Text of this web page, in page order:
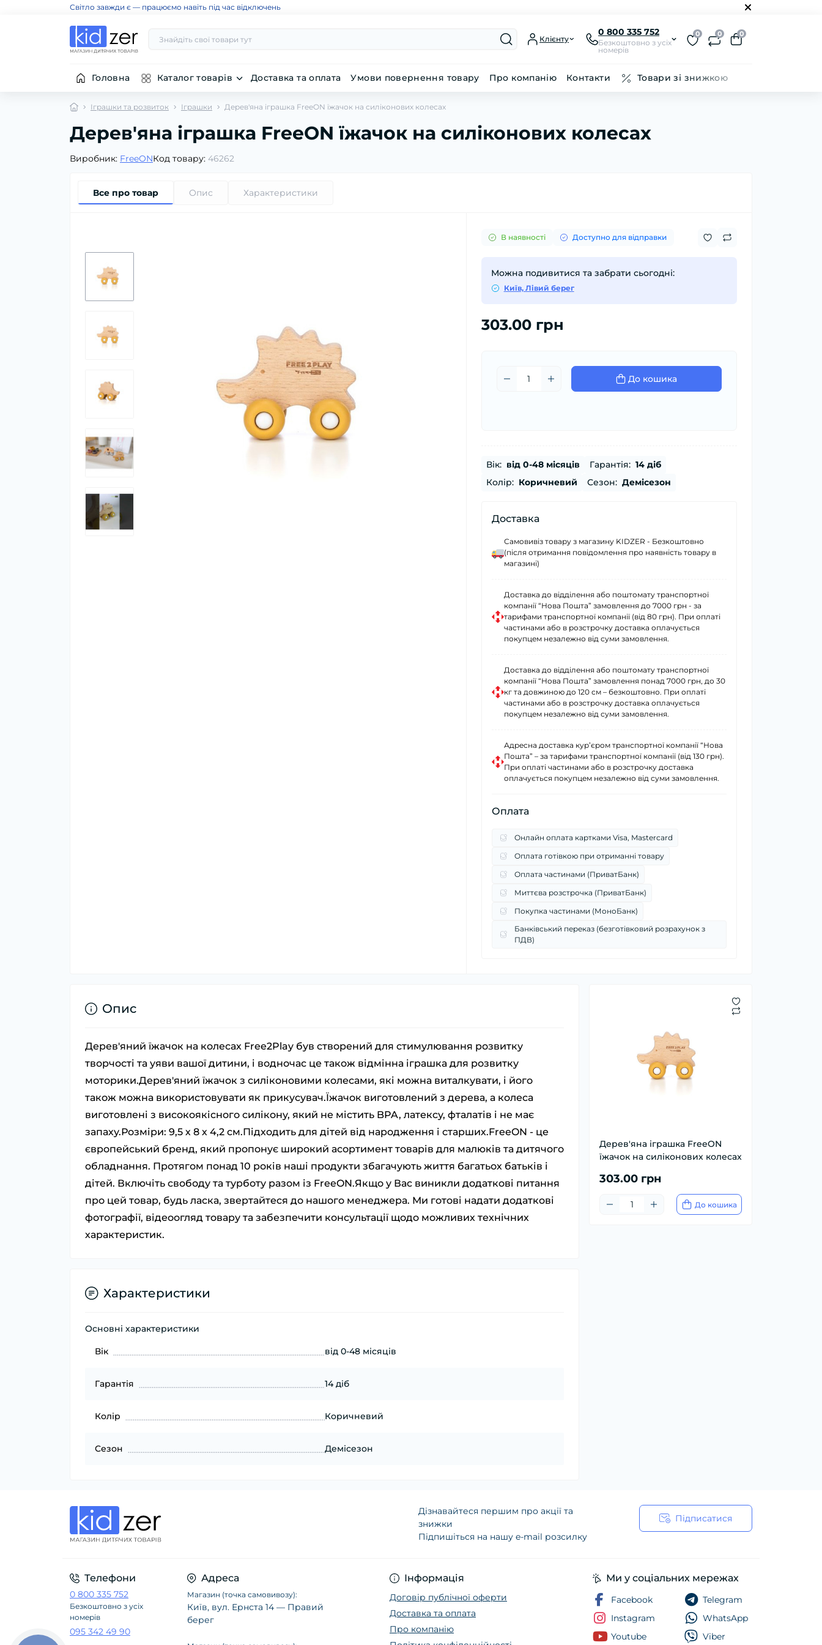
Світло завжди є — працюємо навіть під час відключень
Клієнту
0 800 335 752
Безкоштовно з усіх
номерів
0 0 0
Головна Каталог товарів Доставка та оплата Умови повернення товару Про компанію Контакти Товари зі знижкою
Іграшки та розвиток Іграшки Дерев'яна іграшка FreeON їжачок на силіконових колесах
Дерев'яна іграшка FreeON їжачок на силіконових колесах
Виробник: FreeONКод товару: 46262
Все про товар Опис Характеристики
В наявності Доступно для відправки
Можна подивитися та забрати сьогодні:
Київ, Лівий берег
303.00 грн
До кошика
Вік: від 0-48 місяців Гарантія: 14 діб
Колір: Коричневий Сезон: Демісезон
Доставка
Самовивіз товару з магазину KIDZER - Безкоштовно
(після отримання повідомлення про наявність товару в
магазині)
Доставка до відділення або поштомату транспортної
компанії “Нова Пошта” замовлення до 7000 грн - за
тарифами транспортної компанії (від 80 грн). При оплаті
частинами або в розстрочку доставка оплачується
покупцем незалежно від суми замовлення.
Доставка до відділення або поштомату транспортної
компанії “Нова Пошта” замовлення понад 7000 грн, до 30
кг та довжиною до 120 см – безкоштовно. При оплаті
частинами або в розстрочку доставка оплачується
покупцем незалежно від суми замовлення.
Адресна доставка курʼєром транспортної компанії “Нова
Пошта” – за тарифами транспортної компанії (від 130 грн).
При оплаті частинами або в розстрочку доставка
оплачується покупцем незалежно від суми замовлення.
Оплата
Онлайн оплата картками Visa, Mastercard
Оплата готівкою при отриманні товару
Оплата частинами (ПриватБанк)
Миттєва розстрочка (ПриватБанк)
Покупка частинами (МоноБанк)
Банківський переказ (безготівковий розрахунок з
ПДВ)
Дерев'яна іграшка FreeON
їжачок на силіконових колесах
303.00 грн
До кошика
Опис
Дерев'яний їжачок на колесах Free2Play був створений для стимулювання розвитку
творчості та уяви вашої дитини, і водночас це також відмінна іграшка для розвитку
моторики.Дерев'яний їжачок з силіконовими колесами, які можна виталкувати, і його
також можна використовувати як прикусувач.Їжачок виготовлений з дерева, а колеса
виготовлені з високоякісного силікону, який не містить BPA, латексу, фталатів і не має
запаху.Розміри: 9,5 х 8 х 4,2 см.Підходить для дітей від народження і старших.FreeON - це
європейський бренд, який пропонує широкий асортимент товарів для малюків та дитячого
обладнання. Протягом понад 10 років наші продукти збагачують життя багатьох батьків і
дітей. Включіть свободу та турботу разом із FreeON.Якщо у Вас виникли додаткові питання
про цей товар, будь ласка, звертайтеся до нашого менеджера. Ми готові надати додаткові
фотографії, відеоогляд товару та забезпечити консультації щодо можливих технічних
характеристик.
Характеристики
Основні характеристики
Вік від 0-48 місяців
Гарантія 14 діб
Колір Коричневий
Сезон Демісезон
Дізнавайтеся першим про акції та
знижки
Підпишіться на нашу e-mail розсилку
Підписатися
Політика конфіденційності
Телефони
0 800 335 752
Безкоштовно з усіх
номерів
095 342 49 90
Адреса
Магазин (точка самовивозу):
Київ, вул. Ернста 14 — Правий
берег
Інформація
Договір публічної оферти
Доставка та оплата
Про компанію
Ми у соціальних мережах
Facebook
Instagram
Youtube
Telegram
WhatsApp
Viber